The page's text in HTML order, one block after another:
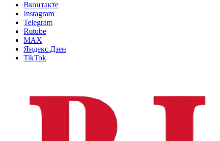
Вконтакте
Instagram
Telegram
Rutube
MAX
Яндекс.Дзен
TikTok